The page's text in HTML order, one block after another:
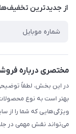
درباره ما
راهنما
از جدید‌ترین
مختصری درباره
در این بخش، لطفاً
بهتر است به نوع
ویژگی‌هایی که شما را از
می‌تواند نقش مهمی در جلب